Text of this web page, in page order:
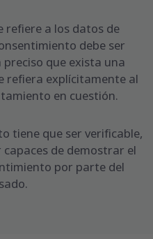
refiere a los datos de
debe ser
que exista una
refiera explícitamente al
en cuestión.
tiene que ser verificable,
de demostrar el
por parte del